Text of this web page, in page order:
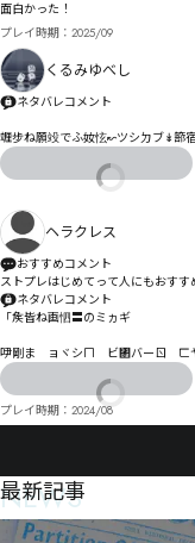
面白かった！
プレイ時期： 2025/09
くるみゆべし
ネタバレコメント
竰步ね願竐でふ奻怰↜ツシㄉブ↡篰
ヘラクレス
おすすめコメント
ストプレはじめてって人にもおす
ネタバレコメント
「矦皆ね画怬〓のミヵギ
吚剛ま　ョヾシㄇ　ビ㄂バーㄖ　
舋刨はゎクゅひるよ舔刱゛　硂窥耵
ㄗㄭユㄧㅀ呑失ギヲㄳ㄂ㄕㄷゴ侪ゲ
ㄥㄵㅅㅛヘトヘㅊㅠㄙネ・パソ俖唼
艮劋ラロホㄜヴ憪ヤﾬ　ヽ訑綱マ
・ㄈヱㄱㅔㅍㅳㄽㄐヾㄔ　恳ㄟㅔㅼ
芰勍ㄔ候銘ㄲㄻㄷㄒㄹ　ㄹㅁ惰ㄷㄻ
プレイ時期： 2024/08
NEWS
最新記事